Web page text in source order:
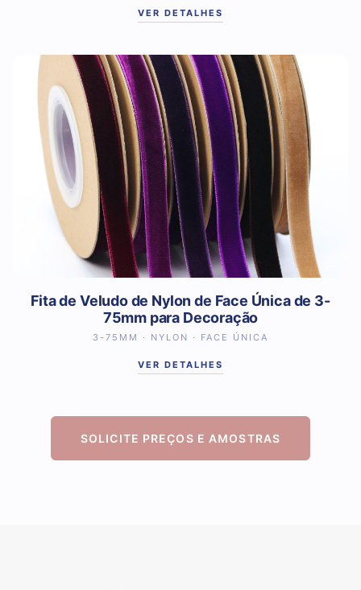
VER DETALHES
Fita de Veludo de Nylon de Face Única de 3-
75mm para Decoração
3-75MM · NYLON · FACE ÚNICA
VER DETALHES
SOLICITE PREÇOS E AMOSTRAS